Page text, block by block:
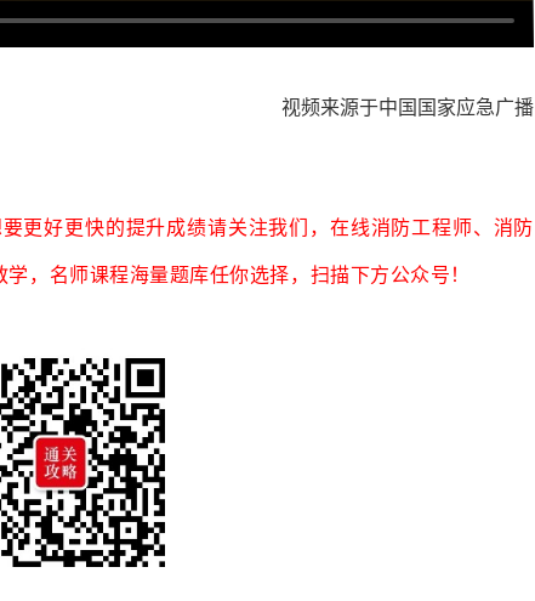
视频来源于中国国家应急广播
更好更快的提升成绩请关注我们，在线消防工程师、消防
，名师课程海量题库任你选择，扫描下方公众号！